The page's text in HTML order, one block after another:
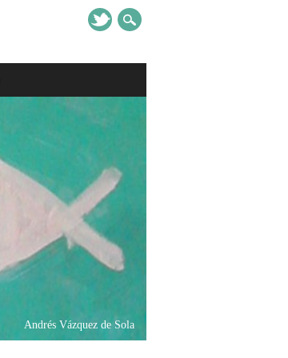
Andrés Vázquez de Sola